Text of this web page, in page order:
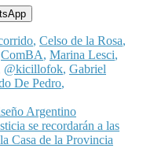
, Celso de la Rosa,
ComBA, Marina Lesci,
@kicillofok, Gabriel
De Pedro,
Argentino
se recordarán a las
Casa de la Provincia